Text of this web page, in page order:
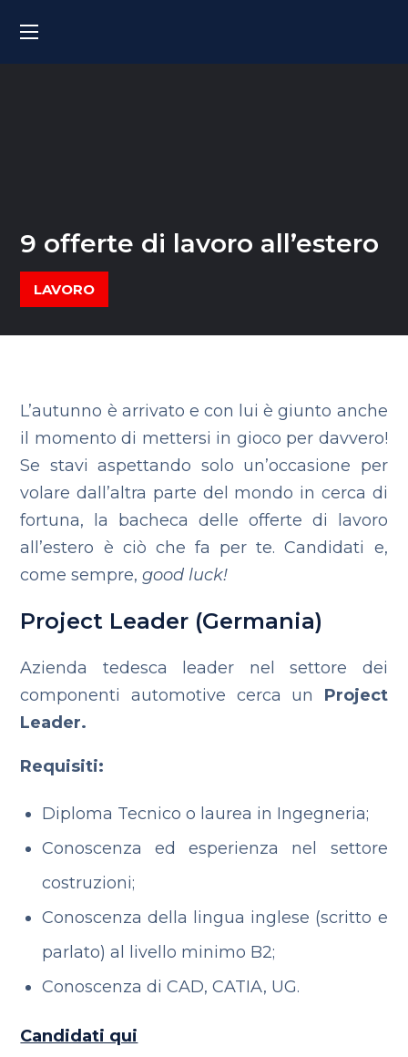
9 offerte di lavoro all’estero
LAVORO
L’autunno è arrivato e con lui è giunto anche
il momento di mettersi in gioco per davvero!
Se stavi aspettando solo un’occasione per
volare dall’altra parte del mondo in cerca di
fortuna, la bacheca delle offerte di lavoro
all’estero è ciò che fa per te. Candidati e,
come sempre,good luck!
Project Leader (Germania)
Azienda tedesca leader nel settore dei
componenti automotive cerca un Project
Leader.
Requisiti:
Diploma Tecnico o laurea in Ingegneria;
Conoscenza ed esperienza nel settore
costruzioni;
Conoscenza della lingua inglese (scritto e
parlato) al livello minimo B2;
Conoscenza di CAD, CATIA, UG.
Candidati qui